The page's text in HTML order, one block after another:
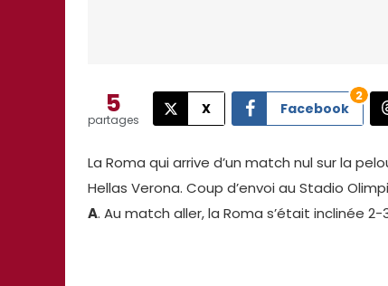
5
partages
X Facebook
2
La Roma qui arrive d’un match nul sur la
Hellas Verona. Coup d’envoi au Stadio
A. Au match aller, la Roma s’était inclinée